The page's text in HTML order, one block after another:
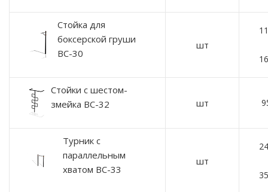
Стойка для
боксерской груши
ВС-30
шт
Стойки с шестом-
змейка ВС-32
шт
Турник с
параллельным
хватом ВС-33
шт